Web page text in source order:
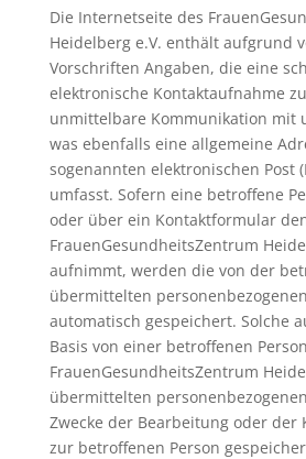
Die Internetseite des
Heidelberg e.V. enthält aufgrund
Vorschriften Angaben, die eine
elektronische Kontaktaufnahme
unmittelbare Kommunikation mit
was ebenfalls eine allgemeine
sogenannten elektronischen Post
umfasst. Sofern eine betroffene
oder über ein Kontaktformular
FrauenGesundheitsZentrum
aufnimmt, werden die von der
übermittelten
automatisch gespeichert. Solche
Basis von einer betroffenen
FrauenGesundheitsZentrum
übermittelten
Zwecke der Bearbeitung oder der
zur betroffenen Person